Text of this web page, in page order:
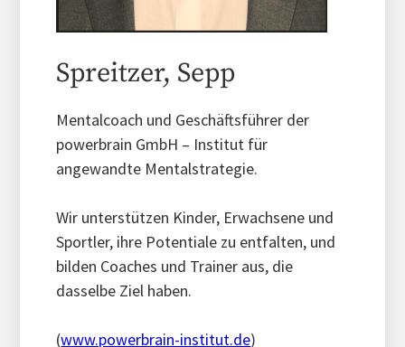
Spreitzer, Sepp
Mentalcoach und Geschäftsführer der
powerbrain GmbH – Institut für
angewandte Mentalstrategie.
Wir unterstützen Kinder, Erwachsene und
Sportler, ihre Potentiale zu entfalten, und
bilden Coaches und Trainer aus, die
dasselbe Ziel haben.
(www.powerbrain-institut.de)